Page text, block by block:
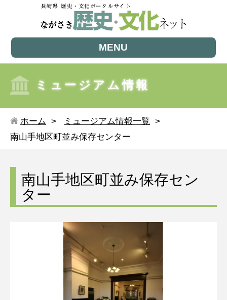
MENU
ミュージアム情報
ホーム
ミュージアム情報一覧
南山手地区町並み保存センター
南山手地区町並み保存セン
ター